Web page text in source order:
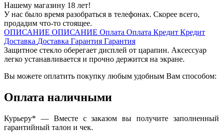
Нашему магазину 18 лет!
У нас было время разобраться в телефонах. Скорее всего,
продадим что-то стоящее.
ОПИСАНИЕ ОПИСАНИЕ Оплата Оплата Кредит Кредит
Доставка Доставка Гарантия Гарантия
Защитное стекло оберегает дисплей от царапин. Аксессуар
легко устанавливается и прочно держится на экране.
Вы можете оплатить покупку любым удобным Вам способом:
Оплата наличными
Курьеру* — Вместе с заказом вы получите заполненный
гарантийный талон и чек.